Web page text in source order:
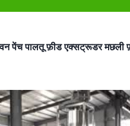
पेंच पालतू फ़ीड एक्सट्रूडर मछली